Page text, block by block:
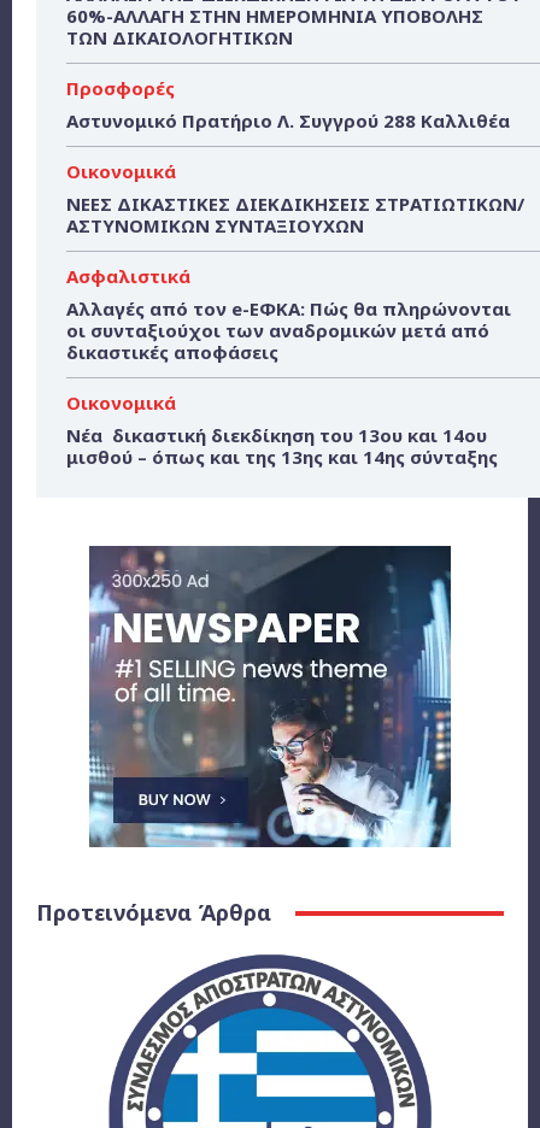
60%-ΑΛΛΑΓΗ ΣΤΗΝ ΗΜΕΡΟΜΗΝΙΑ ΥΠΟΒΟΛΗΣ
ΤΩΝ ΔΙΚΑΙΟΛΟΓΗΤΙΚΩΝ
Προσφορές
Αστυνομικό Πρατήριο Λ. Συγγρού 288 Καλλιθέα
Οικονομικά
ΝΕΕΣ ΔΙΚΑΣΤΙΚΕΣ ΔΙΕΚΔΙΚΗΣΕΙΣ ΣΤΡΑΤΙΩΤΙΚΩΝ/
ΑΣΤΥΝΟΜΙΚΩΝ ΣΥΝΤΑΞΙΟΥΧΩΝ
Ασφαλιστικά
Αλλαγές από τον e-ΕΦΚΑ: Πώς θα πληρώνονται
οι συνταξιούχοι των αναδρομικών μετά από
δικαστικές αποφάσεις
Οικονομικά
Νέα δικαστική διεκδίκηση του 13ου και 14ου
μισθού – όπως και της 13ης και 14ης σύνταξης
Προτεινόμενα Άρθρα